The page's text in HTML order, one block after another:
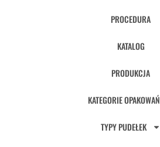
PROCEDURA
KATALOG
PRODUKCJA
KATEGORIE OPAKOWAŃ
TYPY PUDEŁEK